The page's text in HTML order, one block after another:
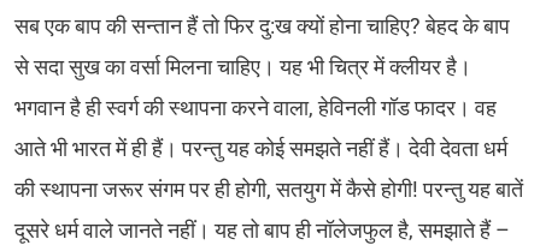
सब एक बाप की सन्तान हैं तो फिर दु:ख क्यों होना चाहिए? बेहद के बाप
से सदा सुख का वर्सा मिलना चाहिए। यह भी चित्र में क्लीयर है।
भगवान है ही स्वर्ग की स्थापना करने वाला, हेविनली गॉड फादर। वह
आते भी भारत में ही हैं। परन्तु यह कोई समझते नहीं हैं। देवी देवता धर्म
की स्थापना जरूर संगम पर ही होगी, सतयुग में कैसे होगी! परन्तु यह बातें
दूसरे धर्म वाले जानते नहीं। यह तो बाप ही नॉलेजफुल है, समझाते हैं –